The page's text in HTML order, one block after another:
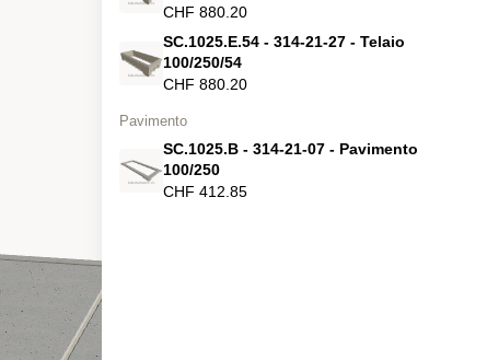
CHF 880.20
SC.1025.E.54 - 314-21-27 - Telaio
100/250/54
CHF 880.20
Pavimento
SC.1025.B - 314-21-07 - Pavimento
100/250
CHF 412.85